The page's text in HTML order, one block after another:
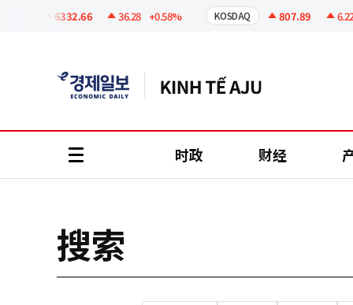
6332.66 36.28 +0.58% KOSDAQ 807.89 6.22
时政 财经
搜索